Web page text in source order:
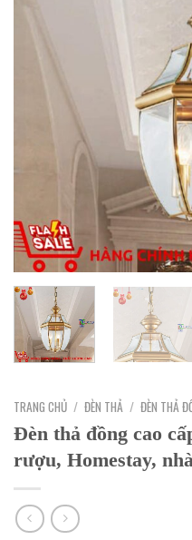
TRANG CHỦ / ĐÈN THẢ / ĐÈN THẢ
Đèn thả đồng cao
rượu, Homestay,